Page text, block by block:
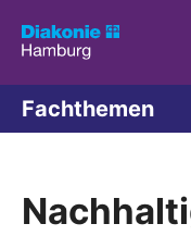
Fachthemen